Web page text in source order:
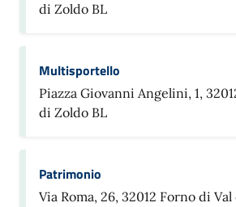
di Zoldo BL
Multisportello
Piazza Giovanni Angelini, 1,
di Zoldo BL
Patrimonio
Via Roma, 26, 32012 Forno di Val